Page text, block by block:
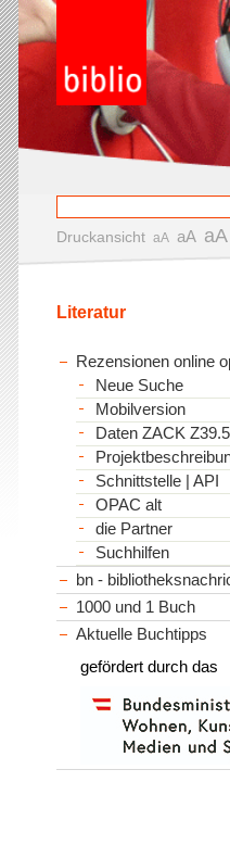
Druckansicht aA aA aA
Literatur
Rezensionen online
Neue Suche
Mobilversion
Daten ZACK
Schnittstelle | API
OPAC alt
die Partner
Suchhilfen
bn -
1000 und 1 Buch
Aktuelle Buchtipps
gefördert durch das